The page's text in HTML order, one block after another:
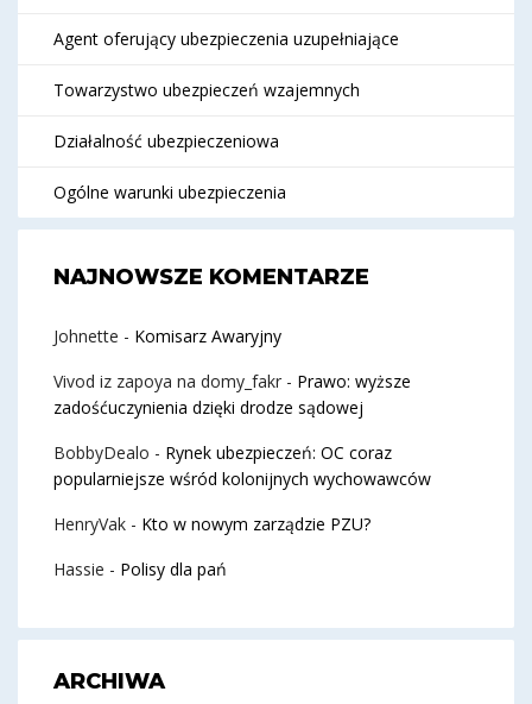
Agent oferujący ubezpieczenia uzupełniające
Towarzystwo ubezpieczeń wzajemnych
Działalność ubezpieczeniowa
Ogólne warunki ubezpieczenia
NAJNOWSZE KOMENTARZE
Johnette - Komisarz Awaryjny
Vivod iz zapoya na domy_fakr - Prawo: wyższe
zadośćuczynienia dzięki drodze sądowej
BobbyDealo - Rynek ubezpieczeń: OC coraz
popularniejsze wśród kolonijnych wychowawców
HenryVak - Kto w nowym zarządzie PZU?
Hassie - Polisy dla pań
ARCHIWA